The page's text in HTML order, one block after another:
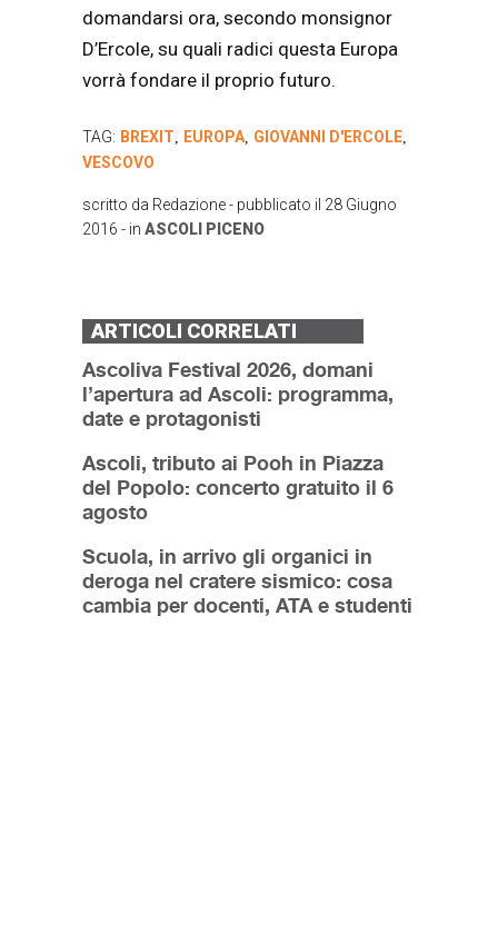
domandarsi ora, secondo monsignor
D’Ercole, su quali radici questa Europa
vorrà fondare il proprio futuro.
TAG: BREXIT EUROPA GIOVANNI D'ERCOLE
VESCOVO
scritto da Redazione- pubblicato il 28 Giugno
2016 - in ASCOLI PICENO
ARTICOLI CORRELATI
Ascoliva Festival 2026, domani
l’apertura ad Ascoli: programma,
date e protagonisti
Ascoli, tributo ai Pooh in Piazza
del Popolo: concerto gratuito il 6
agosto
Scuola, in arrivo gli organici in
deroga nel cratere sismico: cosa
cambia per docenti, ATA e studenti